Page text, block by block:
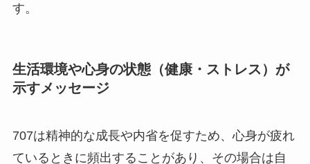
す。
生活環境や心身の状態（健康・ストレス）が
示すメッセージ
707は精神的な成長や内省を促すため、心身が疲れ
ているときに頻出することがあり、その場合は自